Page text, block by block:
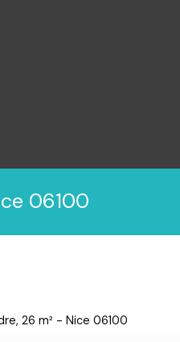
06100
26 m² - Nice 06100